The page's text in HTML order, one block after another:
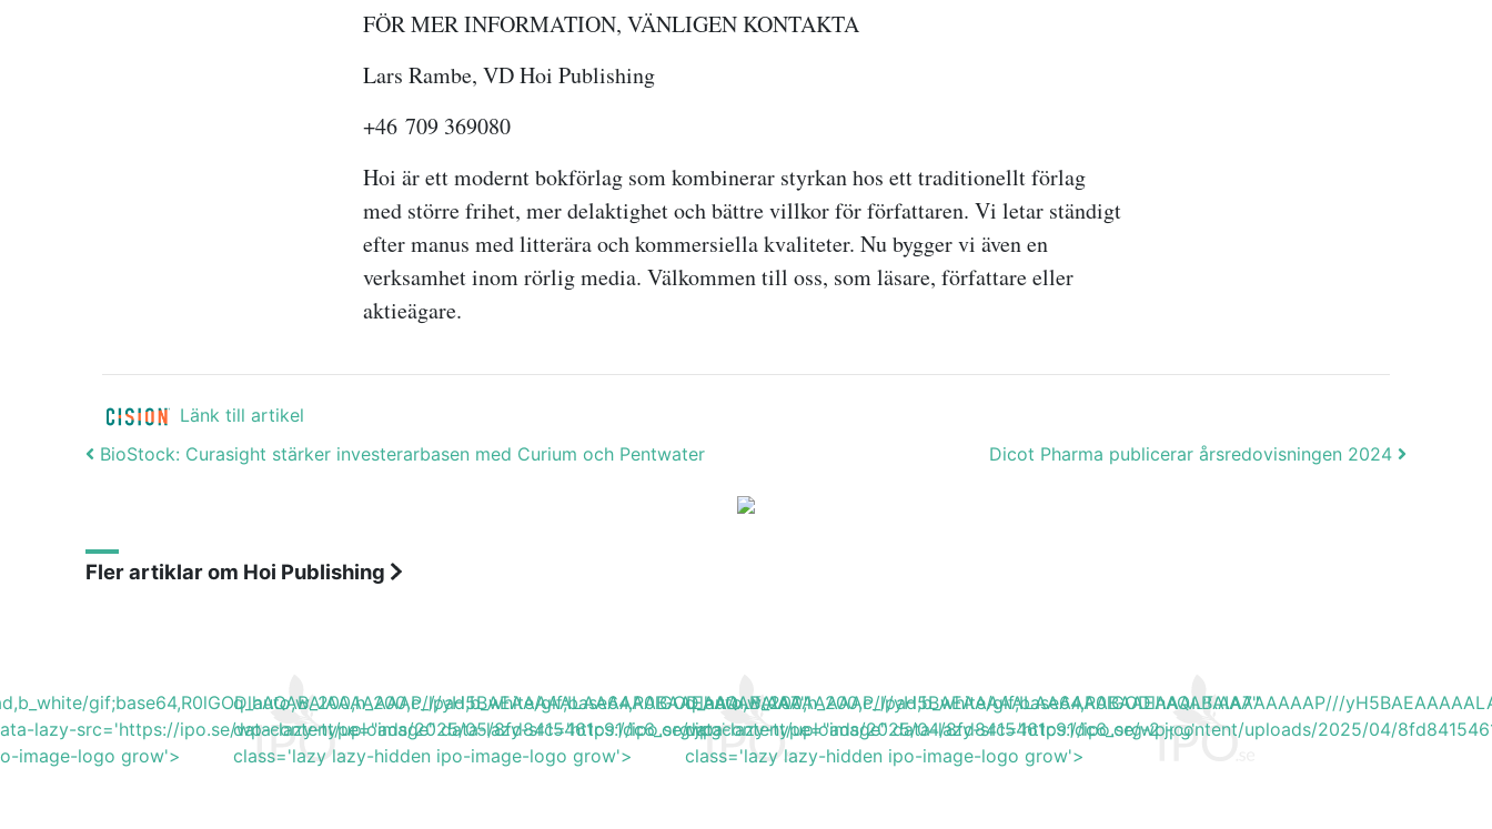
FÖR MER INFORMATION, VÄNLIGEN KONTAKTA
Lars Rambe, VD Hoi Publishing
+46 709 369080
Hoi är ett modernt bokförlag som kombinerar styrkan hos ett traditionellt förlag
med större frihet, mer delaktighet och bättre villkor för författaren. Vi letar ständigt
efter manus med litterära och kommersiella kvaliteter. Nu bygger vi även en
verksamhet inom rörlig media. Välkommen till oss, som läsare, författare eller
aktieägare.
Länk till artikel
Post navigation
BioStock: Curasight stärker investerarbasen med Curium och Pentwater Dicot Pharma publicerar årsredovisningen 2024
Fler artiklar om Hoi Publishing
gif;base64,R0lGODlhAQABAIAAAAAAAP///yH5BAEAAAAALAAAAAABAAEAAAIBRAA7"
lazy-src='https://ipo.se/wp-content/uploads/2025/05/8fd8415461c91dc6_org.jpg'
image-logo grow'>
q_auto,w_200,h_200,c_lpad,b_white/gif;base64,R0lGODlhAQABAIAAAAAAAP///yH5BAEAAAAALAAAAAABAAEAAAIBRAA7"
data-lazy-type="image" data-lazy-src='https://ipo.se/wp-content/uploads/2025/04/8fd8415461c91dc6_org-2.jpg'
class='lazy lazy-hidden ipo-image-logo grow'>
q_auto,w_200,h_200,c_lpad,b_white/gif;base64,R0lGODlhAQABAIAAAAAAAP///
data-lazy-type="image" data-lazy-src='https://ipo.se/wp-content/uploads/2025/04/
class='lazy lazy-hidden ipo-image-logo grow'>